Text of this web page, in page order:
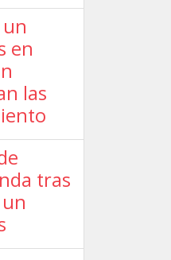
en
las
tras